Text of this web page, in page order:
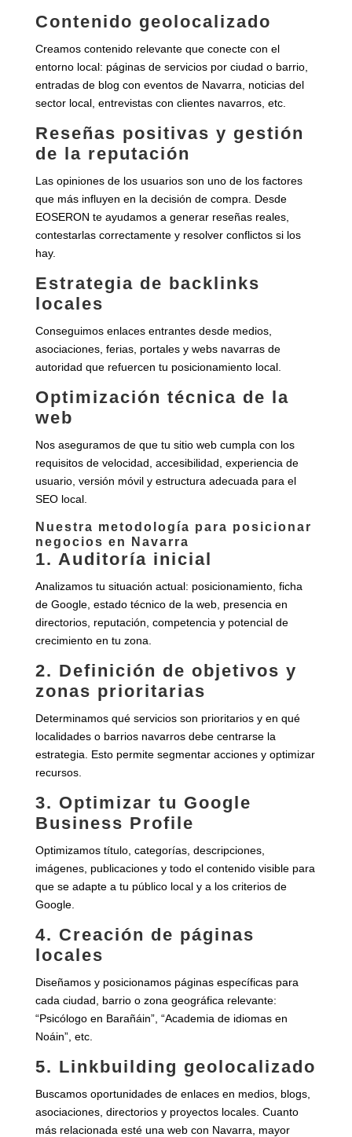
Contenido geolocalizado
Creamos contenido relevante que conecte con el
entorno local: páginas de servicios por ciudad o barrio,
entradas de blog con eventos de Navarra, noticias del
sector local, entrevistas con clientes navarros, etc.
Reseñas positivas y gestión
de la reputación
Las opiniones de los usuarios son uno de los factores
que más influyen en la decisión de compra. Desde
EOSERON te ayudamos a generar reseñas reales,
contestarlas correctamente y resolver conflictos si los
hay.
Estrategia de backlinks
locales
Conseguimos enlaces entrantes desde medios,
asociaciones, ferias, portales y webs navarras de
autoridad que refuercen tu posicionamiento local.
Optimización técnica de la
web
Nos aseguramos de que tu sitio web cumpla con los
requisitos de velocidad, accesibilidad, experiencia de
usuario, versión móvil y estructura adecuada para el
SEO local.
Nuestra metodología para posicionar
negocios en Navarra
1. Auditoría inicial
Analizamos tu situación actual: posicionamiento, ficha
de Google, estado técnico de la web, presencia en
directorios, reputación, competencia y potencial de
crecimiento en tu zona.
2. Definición de objetivos y
zonas prioritarias
Determinamos qué servicios son prioritarios y en qué
localidades o barrios navarros debe centrarse la
estrategia. Esto permite segmentar acciones y optimizar
recursos.
3. Optimizar tu Google
Business Profile
Optimizamos título, categorías, descripciones,
imágenes, publicaciones y todo el contenido visible para
que se adapte a tu público local y a los criterios de
Google.
4. Creación de páginas
locales
Diseñamos y posicionamos páginas específicas para
cada ciudad, barrio o zona geográfica relevante:
“Psicólogo en Barañáin”, “Academia de idiomas en
Noáin”, etc.
5. Linkbuilding geolocalizado
Buscamos oportunidades de enlaces en medios, blogs,
asociaciones, directorios y proyectos locales. Cuanto
más relacionada esté una web con Navarra, mayor